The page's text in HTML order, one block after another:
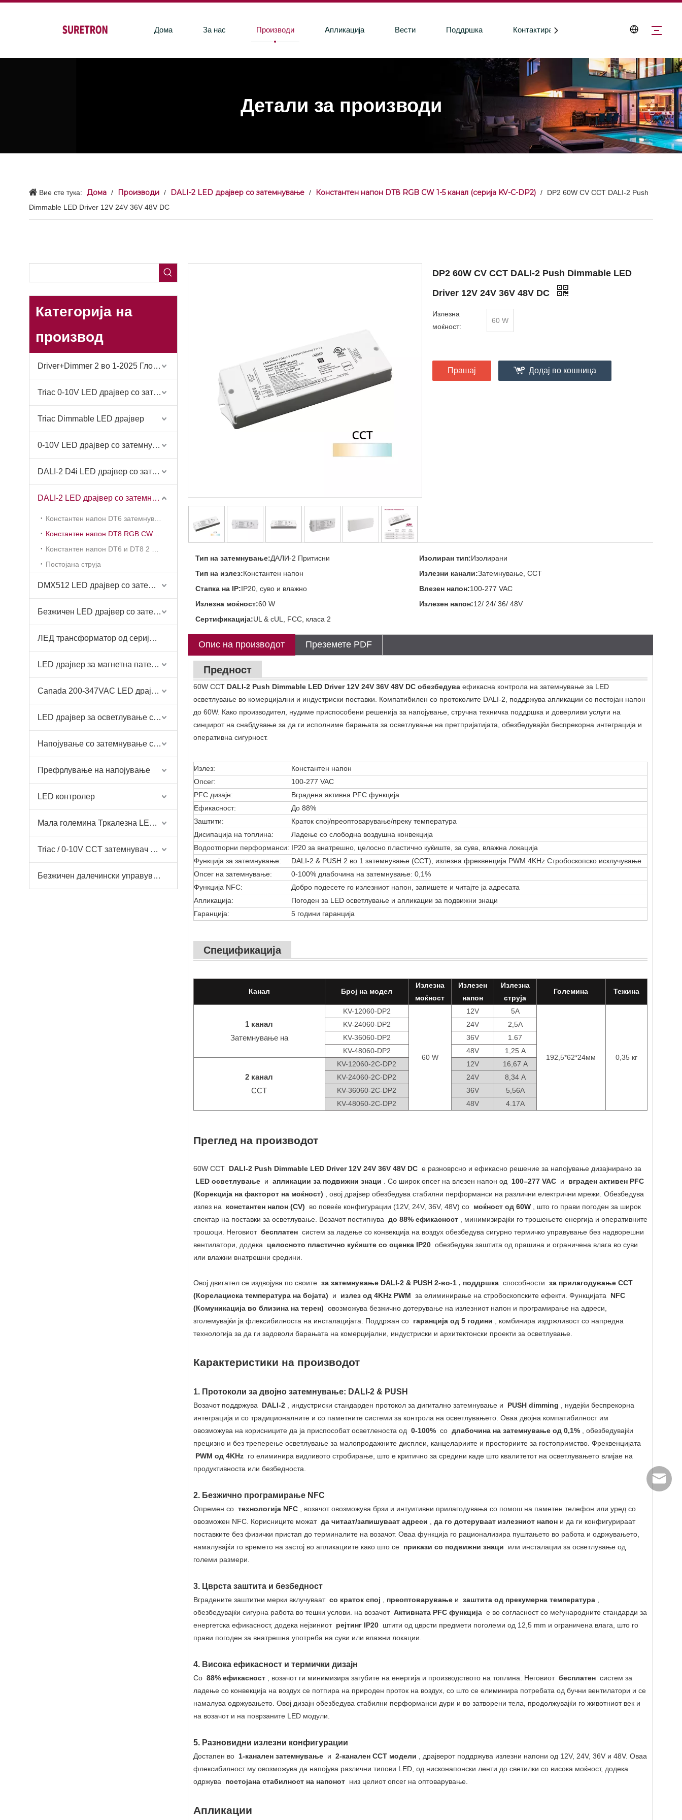
Дома За нас Производи Апликација Вести Поддршка Контактирајте со нас
Детали за производи
Вие сте тука: Дома / Производи / DALI-2 LED драјвер со затемнување / Константен напон DT8 RGB CW 1-5 канал (серија KV-C-DP2) /
DP2 60W CV CCT DALI-2 Push
Dimmable LED Driver 12V 24V 36V 48V DC
Категорија на
производ
Driver+Dimmer 2 во 1-2025 Глобално деби
Triac 0-10V LED драјвер со затемнување
Triac Dimmable LED драјвер
0-10V LED драјвер со затемнување
DALI-2 D4i LED драјвер со затемнување
DALI-2 LED драјвер со затемнување
Постојана струја
DMX512 LED драјвер со затемнување
Безжичен LED драјвер со затемнување-Casambi Tuya BLE WiFi ZigBee
ЛЕД трансформатор од серијата ETF
LED драјвер за магнетна патека за светло
Canada 200-347VAC LED драјвер
LED драјвер за осветлување со висока моќност
Напојување со затемнување со AC LED лента
Префрлување на напојување
LED контролер
Мала големина Тркалезна LED драјвер со затемнување
Triac / 0-10V CCT затемнувач + Triac / 0-10V CCT Возач
Безжичен далечински управувач и драјвер за затемнување и затемнување
DP2 60W CV CCT DALI-2 Push Dimmable LED
Driver 12V 24V 36V 48V DC
Излезна
моќност:
60 W
Прашај Додај во кошница
Тип на затемнување:ДАЛИ-2 Притисни Изолиран тип:Изолирани
Тип на излез:Константен напон Излезни канали:Затемнување, CCT
Стапка на IP:IP20, суво и влажно Влезен напон:100-277 VAC
Излезна моќност:60 W Излезен напон:12/ 24/ 36/ 48V
Сертификација:UL & cUL, FCC, класа 2
Опис на производот Преземете PDF
Предност
60W CCT DALI-2 Push Dimmable LED Driver 12V 24V 36V 48V DC обезбедува ефикасна контрола на затемнување за LED
осветлување во комерцијални и индустриски поставки. Компатибилен со протоколите DALI-2, поддржува апликации со постојан напон
до 60W. Како производител, нудиме приспособени решенија за напојување, стручна техничка поддршка и доверливи услуги на
синџирот на снабдување за да ги исполниме барањата за осветлување на претпријатијата, обезбедувајќи беспрекорна интеграција и
оперативна сигурност.
Излез:
Константен напон
Опсег:
100-277 VAC
PFC дизајн:
Вградена активна PFC функција
Ефикасност:
До 88%
Заштити:
Краток спој/преоптоварување/преку температура
Дисипација на топлина:
Ладење со слободна воздушна конвекција
Водоотпорни перформанси: IP20 за внатрешно, целосно пластично куќиште, за сува, влажна локација
Функција за затемнување:
DALI-2 & PUSH 2 во 1 затемнување (CCT), излезна фреквенција PWM 4KHz Стробоскопско исклучување
Опсег на затемнување:
0-100% длабочина на затемнување: 0,1%
Функција NFC:
Добро подесете го излезниот напон, запишете и читајте ја адресата
Апликација:
Погоден за LED осветлување и апликации за подвижни знаци
Гаранција:
5 години гаранција
Спецификација
Канал Број на модел
Излезна
моќност
Излезен
напон
Излезна
струја
Големина Тежина
1 канал
Затемнување на
KV-12060-DP2
60 W
12V 5А
192,5*62*24мм 0,35 кг
KV-24060-DP2 24V
2,5А
KV-36060-DP2
36V
1.67
KV-48060-DP2
48V 1,25 А
2 канал
CCT
KV-12060-2C-DP2 12V
16,67 А
KV-24060-2C-DP2
24V
8,34 А
KV-36060-2C-DP2
36V
5,56А
KV-48060-2C-DP2
48V 4.17А
Преглед на производот
60W CCT DALI-2 Push Dimmable LED Driver 12V 24V 36V 48V DC е разноврсно и ефикасно решение за напојување дизајнирано за
LED осветлување и апликации за подвижни знаци . Со широк опсег на влезен напон од 100–277 VAC и вграден активен PFC
(Корекција на факторот на моќност)
, овој драјвер обезбедува стабилни перформанси на различни електрични мрежи. Обезбедува
излез на константен напон (CV) во повеќе конфигурации (12V, 24V, 36V, 48V) со моќност од 60W
, што го прави погоден за широк
спектар на поставки за осветлување. Возачот постигнува до 88% ефикасност
, минимизирајќи го трошењето енергија и оперативните
трошоци. Неговиот бесплатен систем за ладење со конвекција на воздух обезбедува сигурно термичко управување без надворешни
вентилатори, додека целосното пластично куќиште со оценка IP20 обезбедува заштита од прашина и ограничена влага во суви
или влажни внатрешни средини.
Овој двигател се издвојува по своите за затемнување DALI-2 & PUSH 2-во-1 , поддршка способности за прилагодување CCT
(Корелациска температура на бојата)
и излез од 4KHz PWM за елиминирање на стробоскопските ефекти. Функцијата NFC
(Комуникација во близина на терен) овозможува безжично дотерување на излезниот напон и програмирање на адреси,
зголемувајќи ја флексибилноста на инсталацијата. Поддржан со гаранција од 5 години
, комбинира издржливост со напредна
технологија за да ги задоволи барањата на комерцијални, индустриски и архитектонски проекти за осветлување.
Карактеристики на производот
1. Протоколи за двојно затемнување: DALI-2 & PUSH
Возачот поддржува DALI-2 , индустриски стандарден протокол за дигитално затемнување и PUSH dimming
, нудејќи беспрекорна
интеграција и со традиционалните и со паметните системи за контрола на осветлувањето. Оваа двојна компатибилност им
овозможува на корисниците да ја приспособат осветленоста од 0-100% со длабочина на затемнување од 0,1%
, обезбедувајќи
прецизно и без треперење осветлување за малопродажните дисплеи, канцелариите и просториите за гостопримство. Фреквенцијата
PWM од 4KHz го елиминира видливото стробирање, што е критично за средини каде што квалитетот на осветлувањето влијае на
продуктивноста или безбедноста.
2. Безжично програмирање NFC
Опремен со технологија NFC
, возачот овозможува брзи и интуитивни прилагодувања со помош на паметен телефон или уред со
овозможен NFC. Корисниците можат да читаат/запишуваат адреси да го дотеруваат излезниот напон и да ги конфигурираат
поставките без физички пристап до терминалите на возачот. Оваа функција го рационализира пуштањето во работа и одржувањето,
намалувајќи го времето на застој во апликациите како што се прикази со подвижни знаци
или инсталации за осветлување од
големи размери.
3. Цврста заштита и безбедност
Вградените заштитни мерки вклучуваат со краток спој преоптоварување и заштита од прекумерна температура
обезбедувајќи сигурна работа во тешки услови. на возачот Активната PFC функција е во согласност со меѓународните стандарди за
енергетска ефикасност, додека нејзиниот рејтинг IP20 штити од цврсти предмети поголеми од 12,5 mm и ограничена влага, што го
прави погоден за внатрешна употреба на суви или влажни локации.
4. Висока ефикасност и термички дизајн
Со 88% ефикасност , возачот ги минимизира загубите на енергија и производството на топлина. Неговиот бесплатен систем за
ладење со конвекција на воздух се потпира на природен проток на воздух, со што се елиминира потребата од бучни вентилатори и се
намалува одржувањето. Овој дизајн обезбедува стабилни перформанси дури и во затворени тела, продолжувајќи го животниот век и
на возачот и на поврзаните LED модули.
5. Разновидни излезни конфигурации
Достапен во 1-канален затемнување и 2-канален CCT модели
, драјверот поддржува излезни напони од 12V, 24V, 36V и 48V. Оваа
флексибилност му овозможува да напојува различни типови LED, од нисконапонски ленти до светилки со висока моќност, додека
одржува постојана стабилност на напонот низ целиот опсег на оптоварување.
Апликации